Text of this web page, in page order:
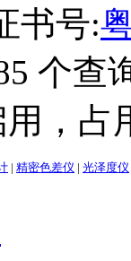
书号:
个查
，占
| 精密色差仪 | 光泽度仪